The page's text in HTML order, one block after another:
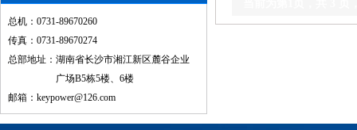
总机：0731-89670260
传真：0731-89670274
总部地址：湖南省长沙市湘江新区麓谷企业
广场B5栋5楼、6楼
邮箱：keypower@126.com